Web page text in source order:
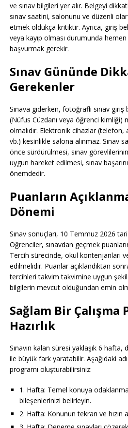
ve sınav bilgileri yer alır. Belgeyi
sınav saatini, salonunu ve düzenli
etmek oldukça kritiktir. Ayrıca, giriş
veya kayıp olması durumunda
başvurmak gerekir.
Sınav Gününde
Gerekenler
Sınava giderken, fotoğraflı sınav
(Nüfus Cüzdanı veya öğrenci kimliği)
olmalıdır. Elektronik cihazlar (telefon,
vb.) kesinlikle salona alınmaz. Sınav
önce sürdürülmesi, sınav
uygun hareket edilmesi, sınav
önemdedir.
Puanların
Dönemi
Sınav sonuçları, 10 Temmuz 2026
Öğrenciler, sınavdan geçmek
Tercih sürecinde, okul kontenjanları
edilmelidir. Puanlar açıklandıktan
tercihleri ​​​​takvim takvimine uygun
bilgilerin mevcut olduğundan emin
Sağlam Bir Çalışma
Hazırlık
Sınavın kalan süresi yaklaşık 6 hafta,
ile büyük fark yaratabilir. Aşağıdaki
programı oluşturabilirsiniz:
1. Hafta: Temel konuya
bileşenlerinizi belirleyin.
2. Hafta: Konunun tekrarı ve hızın